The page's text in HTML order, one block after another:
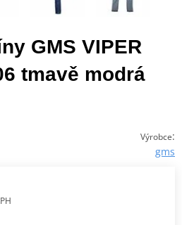
GMS VIPER
tmavě modrá
Výrobce:
gms